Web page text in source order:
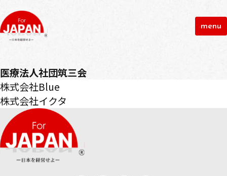
menu
医療法人社団筑三会
投
稿
ビ
ゲ
株式会社Blue
株式会社イクタ